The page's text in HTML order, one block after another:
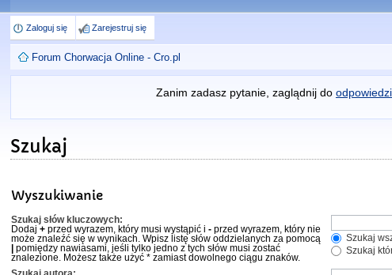
Zaloguj się Zarejestruj się
Forum Chorwacja Online - Cro.pl
Zanim zadasz pytanie, zaglądnij do
Szukaj
Wyszukiwanie
Szukaj słów kluczowych:
Dodaj+ przed wyrazem, który musi wystąpić i- przed wyrazem, który nie
może znaleźć się w wynikach. Wpisz listę słów oddzielanych za pomocą
| pomiędzy nawiasami, jeśli tylko jedno z tych słów musi zostać
znalezione. Możesz także użyć * zamiast dowolnego ciągu znaków.
Szukaj
Szukaj